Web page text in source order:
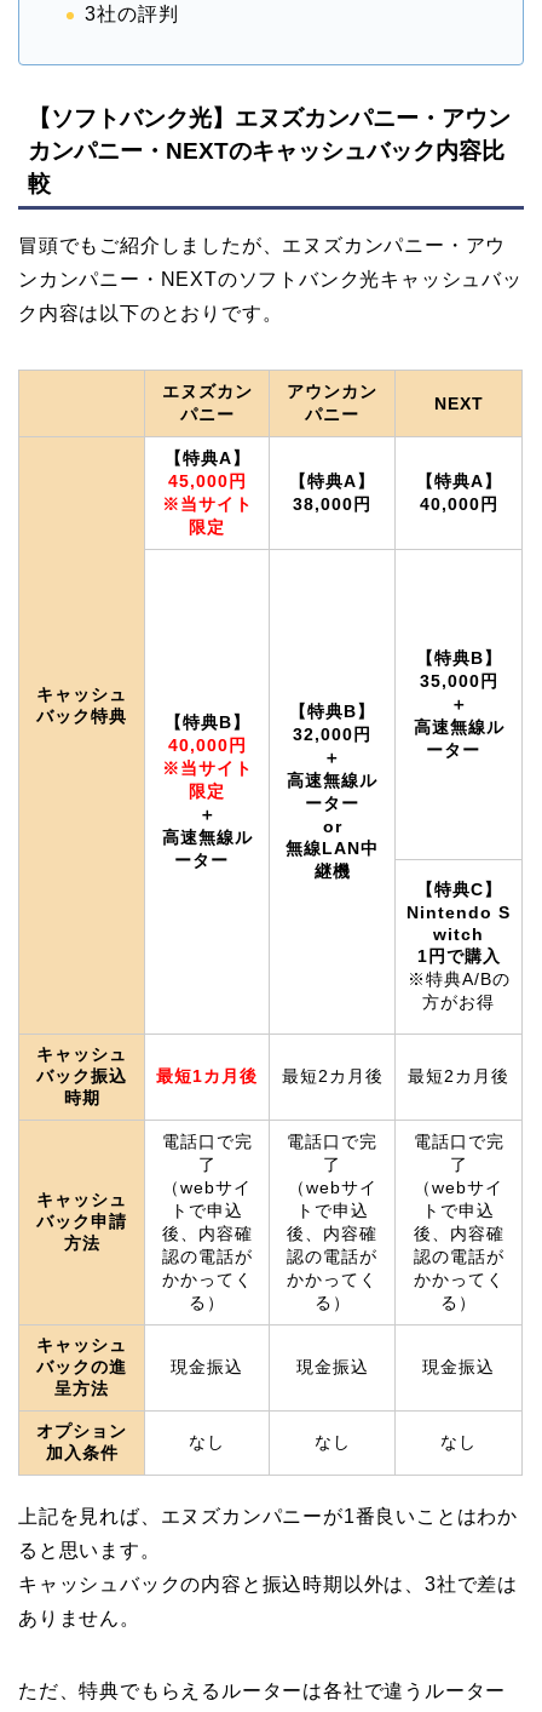
3社の評判
【ソフトバンク光】エヌズカンパニー・アウン
カンパニー・NEXTのキャッシュバック内容比
較
冒頭でもご紹介しましたが、エヌズカンパニー・アウ
ンカンパニー・NEXTのソフトバンク光キャッシュバッ
ク内容は以下のとおりです。
エヌズカン
パニー
アウンカン
パニー
NEXT
キャッシュ
バック特典
【特典A】
45,000円
※当サイト
限定
【特典A】
38,000円
【特典A】
40,000円
【特典B】
40,000円
※当サイト
限定
＋
高速無線ル
ーター
【特典B】
32,000円
＋
高速無線ル
ーター
or
無線LAN中
継機
【特典B】
35,000円
＋
高速無線ル
ーター
【特典C】
Nintendo S
witch
1円で購入
※特典A/Bの
方がお得
キャッシュ
バック振込
時期
最短1カ月後 最短2カ月後 最短2カ月後
キャッシュ
バック申請
方法
電話口で完
了
（webサイ
トで申込
後、内容確
認の電話が
かかってく
る）
電話口で完
了
（webサイ
トで申込
後、内容確
認の電話が
かかってく
る）
電話口で完
了
（webサイ
トで申込
後、内容確
認の電話が
かかってく
る）
キャッシュ
バックの進
呈方法
現金振込 現金振込 現金振込
オプション
加入条件
なし なし なし
上記を見れば、エヌズカンパニーが1番良いことはわか
ると思います。
キャッシュバックの内容と振込時期以外は、3社で差は
ありません。
ただ、特典でもらえるルーターは各社で違うルーター